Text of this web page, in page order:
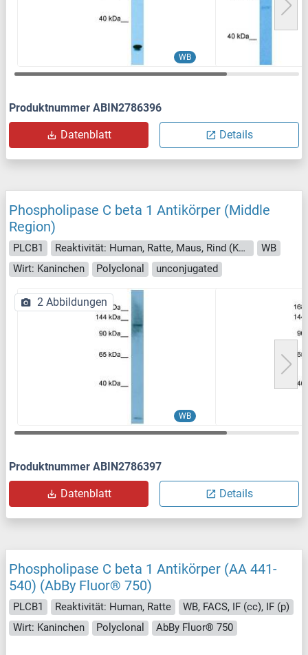
WB
Produktnummer ABIN2786396
Datenblatt Details
Phospholipase C beta 1 Antikörper (Middle
Region)
PLCB1 Reaktivität: Human, Ratte, Maus, Rind (Kuh), Hund, Meerschweinchen, Kaninchen, Pferd
WB
Wirt: Kaninchen
Polyclonal unconjugated
WB
2 Abbildungen
Produktnummer ABIN2786397
Datenblatt Details
Phospholipase C beta 1 Antikörper (AA 441-
540) (AbBy Fluor® 750)
PLCB1 Reaktivität: Human, Ratte
WB, FACS, IF (cc), IF (p)
Wirt: Kaninchen
Polyclonal AbBy Fluor® 750